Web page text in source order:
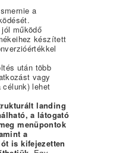
a
működő
készített
után több
vagy
célunk) lehet
landing
a látogató
menüpontok
a
is kifejezetten